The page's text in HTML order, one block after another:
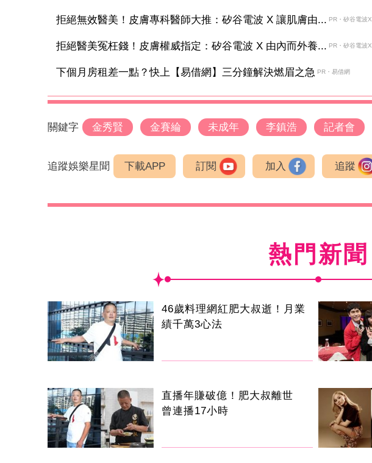
拒絕無效醫美！皮膚專科醫師大推：矽谷電波 X 讓肌膚由... PR・矽谷電波X
拒絕醫美冤枉錢！皮膚權威指定：矽谷電波 X 由內而外養... PR・矽谷電波X
下個月房租差一點？快上【易借網】三分鐘解決燃眉之急 PR・易借網
關鍵字 金秀賢 金賽綸 未成年 李鎮浩 記者會
追蹤娛樂星聞 下載APP 訂閱 加入 追蹤
熱門新聞
46歲料理網紅肥大叔逝！月業
績千萬3心法
直播年賺破億！肥大叔離世
曾連播17小時